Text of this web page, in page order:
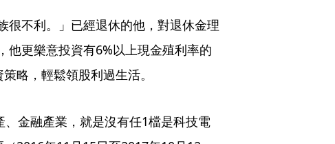
很不利。」已經退休的他，對退休金理
他更樂意投資有6%以上現金殖利率的
略，輕鬆領股利過生活。
金融產業，就是沒有任1檔是科技電